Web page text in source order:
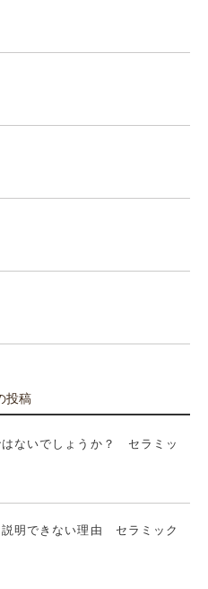
投稿
ないでしょうか？ セラミッ
明できない理由 セラミック